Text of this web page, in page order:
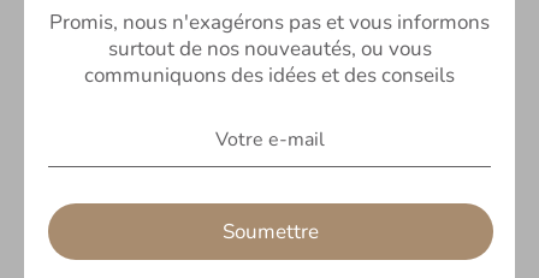
Soyez le premier à écrire un avis
Écrire un avis
Promis, nous n'exagérons pas et vous informons
surtout de nos nouveautés, ou vous
communiquons des idées et des conseils
Soumettre